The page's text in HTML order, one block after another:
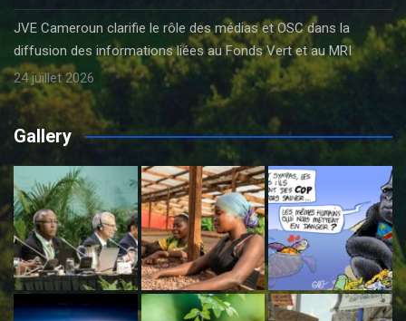
JVE Cameroun clarifie le rôle des médias et OSC dans la
diffusion des informations liées au Fonds Vert et au MRI
24 juillet 2026
Gallery